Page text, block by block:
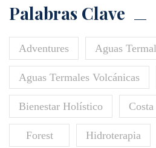
Palabras Clave
Adventures Aguas
Aguas Termales Volcánicas
Bienestar Holístico
Forest Hidroterapia